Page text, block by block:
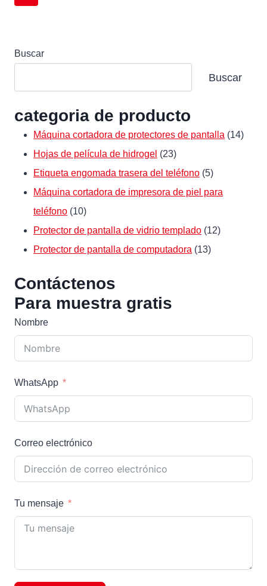
Buscar
Buscar
categoria de producto
Máquina cortadora de protectores de pantalla 1414
Hojas de película de hidrogel 2323
productos
Etiqueta engomada trasera del teléfono 55
productos
Máquina cortadora de impresora de piel para
teléfono 1010
productos
Protector de pantalla de vidrio templado 1212
Protector de pantalla de computadora 1313
Contáctenos
Para muestra gratis
Nombre
WhatsApp
Correo electrónico
Tu mensaje